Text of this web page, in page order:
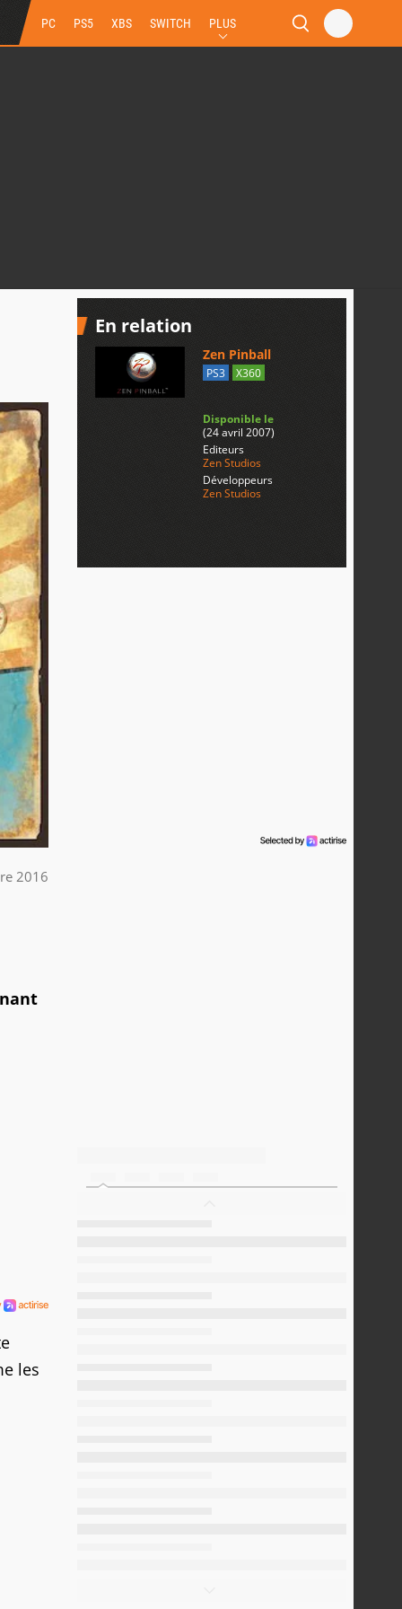
PC PS5 XBS SWITCH PLUS
2016
les
En relation
Zen Pinball
PS3 X360
Disponible le
(24 avril 2007)
Editeurs
Zen Studios
Développeurs
Zen Studios